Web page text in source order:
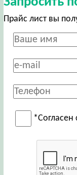
Прайс лист вы
*Согласен